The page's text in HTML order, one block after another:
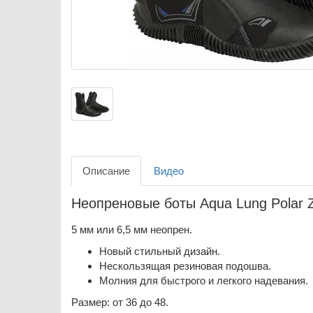
Описание Видео
Неопреновые боты Aqua Lung Polar
5 мм или 6,5 мм неопрен.
Новый стильный дизайн.
Нескользящая резиновая подошва.
Молния для быстрого и легкого надевания.
Размер: от 36 до 48.